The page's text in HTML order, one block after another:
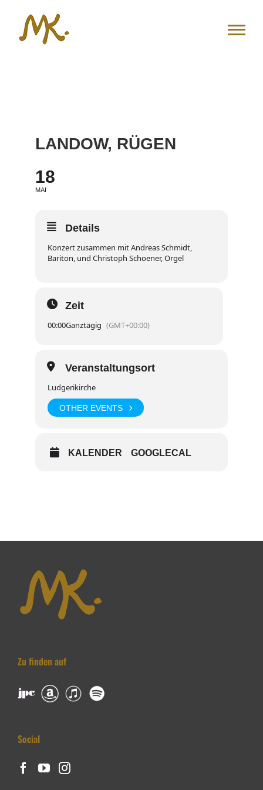
springen
LANDOW, RÜGEN
18
MAI
Details
Konzert zusammen mit Andreas Schmidt,
Bariton, und Christoph Schoener, Orgel
Zeit
00:00Ganztägig (GMT+00:00)
Veranstaltungsort
Ludgerikirche
OTHER EVENTS
KALENDER GOOGLECAL
Zu finden auf
Social